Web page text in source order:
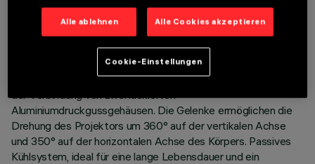
BESCHREIBUNG
Schwenkbarer Strahler Ø88 mit Adapter für die Installation
an einer Stromschienenspannung. Gehäuse bestehend aus
der Verbindung von zwei lackierten
Aluminiumdruckgussgehäusen. Die Gelenke ermöglichen die
Drehung des Projektors um 360° auf der vertikalen Achse
und 350° auf der horizontalen Achse des Körpers. Passives
Kühlsystem, ideal für eine lange Lebensdauer und ein
Alle ablehnen Alle Cookies akzeptieren
Cookie-Einstellungen